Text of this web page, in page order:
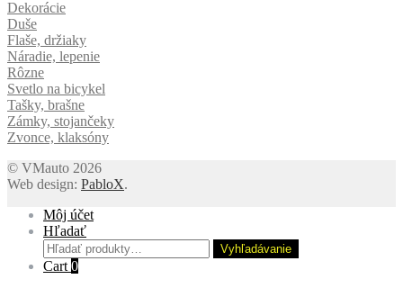
Dekorácie
Duše
Flaše, držiaky
Náradie, lepenie
Rôzne
Svetlo na bicykel
Tašky, brašne
Zámky, stojančeky
Zvonce, klaksóny
© VMauto 2026
Web design: PabloX.
Môj účet
Hľadať
Hľadať:
Vyhľadávanie
Cart 0